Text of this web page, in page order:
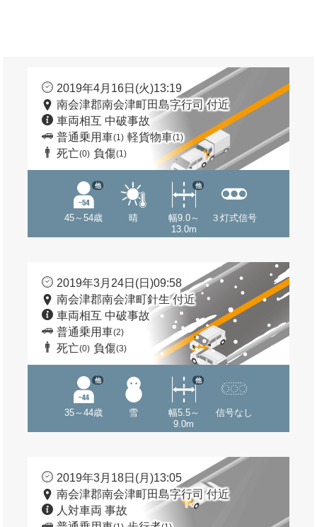
2019年4月16日(火)13:19
南会津郡南会津町田島字行司 付近
車両相互 中破事故
普通乗用車(1) 軽貨物車(1)
死亡(0) 負傷(1)
45～54歳
他
晴
幅9.0～
13.0m
他
３灯式信号
2019年3月24日(日)09:58
南会津郡南会津町針生 付近
車両相互 中破事故
普通乗用車(2)
死亡(0) 負傷(3)
35～44歳
他
雪
幅5.5～
9.0m
他
信号なし
2019年3月18日(月)13:05
南会津郡南会津町田島字行司 付近
人対車両 事故